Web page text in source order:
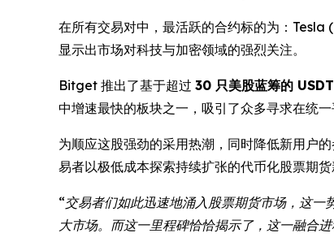
在所有交易对中，最活跃的合约标的为：
显示出市场对科技与加密领域的强烈关注。
Bitget 推出了基于超过 30 只美股蓝筹的
中增速最快的板块之一，吸引了众多寻求在统
为顺应这股强劲的采用热潮，同时降低新用户
易者以极低成本探索持续扩张的代币化股票期
“交易者们如此迅速地涌入股票期货市场，这一
大市场。而这一里程碑恰恰揭示了，这一融合